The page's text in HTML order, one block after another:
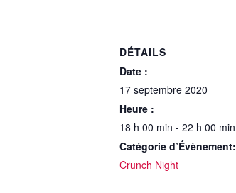
DÉTAILS
Date :
17 septembre 2020
Heure :
18 h 00 min - 22 h 00 min
Catégorie d’Évènement:
Crunch Night